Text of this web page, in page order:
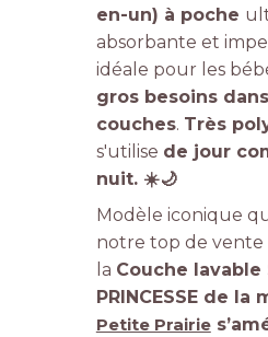
en-un) à poche
absorbante et
idéale pour les
gros besoins
couches. Très
s'utilise de jour
nuit. ☀🌙
Modèle iconique
notre top de vente
la Couche
PRINCESSE de la
Petite Prairie